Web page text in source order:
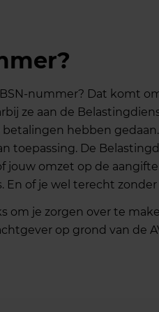
nummer? Dat komt
ze aan de
hebben gedaan.
toepassing. De
jouw omzet op de
of je wel terecht
om je zorgen over te
op grond van de